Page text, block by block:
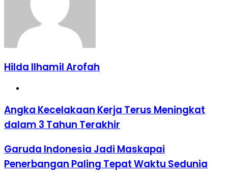
Hilda Ilhamil Arofah
Angka
Kecelakaan
Kerja
dalam
3
Tahun
Angka Kecelakaan Kerja Terus Meningkat
dalam 3 Tahun Terakhir
Garuda
Indonesia
Jadi
Garuda Indonesia Jadi Maskapai
Penerbangan Paling Tepat Waktu Sedunia